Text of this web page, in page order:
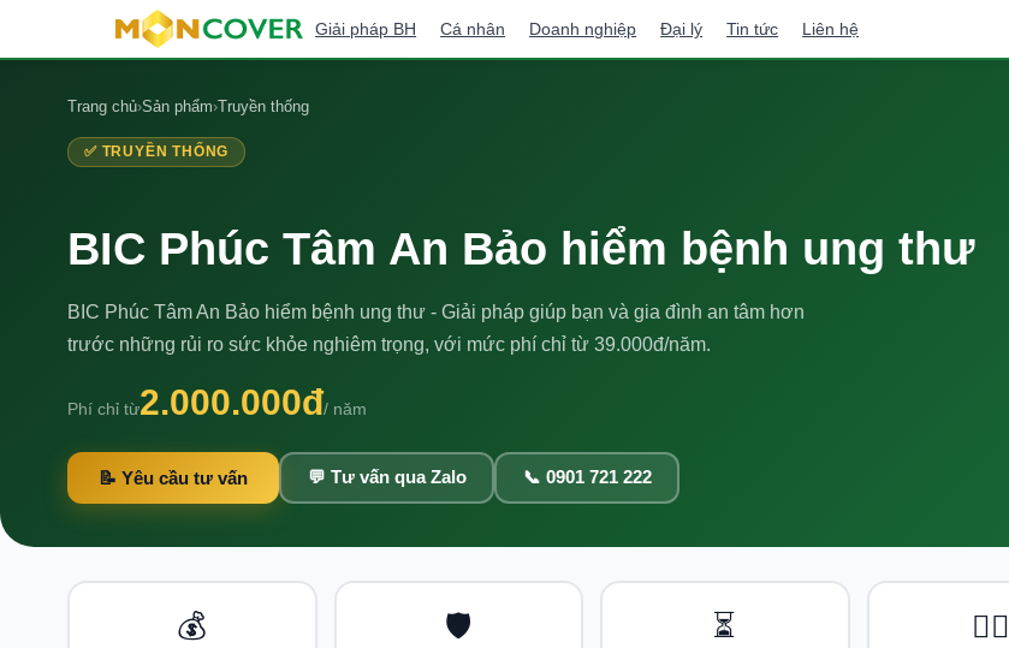
Giải pháp BH Cá nhân Doanh nghiệp Đại lý Tin tức Liên hệ
Trang chủ›Sản phẩm› Truyền thống
✅ TRUYỀN THỐNG
BIC Phúc Tâm An Bảo hiểm bệnh ung thư
BIC Phúc Tâm An Bảo hiểm bệnh ung thư - Giải pháp giúp bạn và gia đình an tâm hơn
trước những rủi ro sức khỏe nghiêm trọng, với mức phí chỉ từ 39.000đ/năm.
Phí chỉ từ2.000.000đ/ năm
📝 Yêu cầu tư vấn 💬 Tư vấn qua Zalo 📞 0901 721 222
💰 🛡️ ⏳ 👨‍⚕️